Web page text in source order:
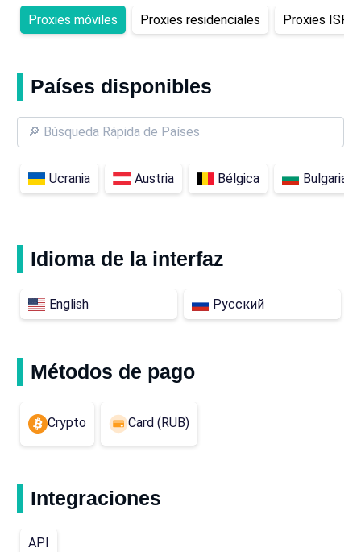
Proxies móviles Proxies residenciales Proxies ISP
Países disponibles
Ucrania Austria Bélgica Bulgaria.
Idioma de la interfaz
English Русский
Métodos de pago
Crypto Card (RUB)
Integraciones
API